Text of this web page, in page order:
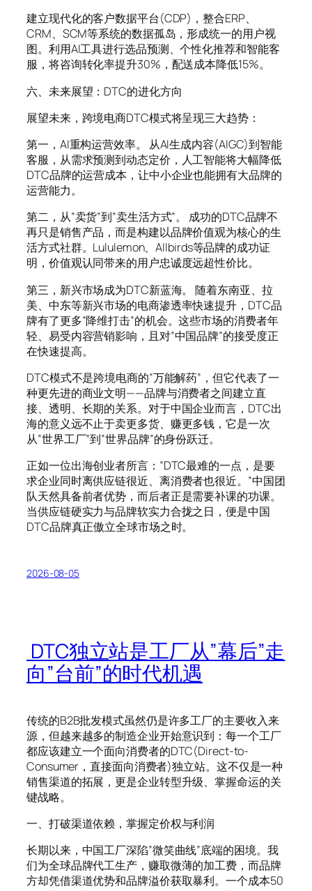
建立现代化的客户数据平台(CDP)，整合ERP、
CRM、SCM等系统的数据孤岛，形成统一的用户视
图。利用AI工具进行选品预测、个性化推荐和智能客
服，将咨询转化率提升30%，配送成本降低15%。
六、未来展望：DTC的进化方向
展望未来，跨境电商DTC模式将呈现三大趋势：
第一，AI重构运营效率。 从AI生成内容(AIGC)到智能
客服，从需求预测到动态定价，人工智能将大幅降低
DTC品牌的运营成本，让中小企业也能拥有大品牌的
运营能力。
第二，从”卖货”到”卖生活方式”。 成功的DTC品牌不
再只是销售产品，而是构建以品牌价值观为核心的生
活方式社群。Lululemon、Allbirds等品牌的成功证
明，价值观认同带来的用户忠诚度远超性价比。
第三，新兴市场成为DTC新蓝海。 随着东南亚、拉
美、中东等新兴市场的电商渗透率快速提升，DTC品
牌有了更多”降维打击”的机会。这些市场的消费者年
轻、易受内容营销影响，且对”中国品牌”的接受度正
在快速提高。
DTC模式不是跨境电商的”万能解药”，但它代表了一
种更先进的商业文明——品牌与消费者之间建立直
接、透明、长期的关系。对于中国企业而言，DTC出
海的意义远不止于卖更多货、赚更多钱，它是一次
从”世界工厂”到”世界品牌”的身份跃迁。
正如一位出海创业者所言：”DTC最难的一点，是要
求企业同时离供应链很近、离消费者也很近。”中国团
队天然具备前者优势，而后者正是需要补课的功课。
当供应链硬实力与品牌软实力合拢之日，便是中国
DTC品牌真正傲立全球市场之时。
2026-08-05
DTC独立站是工厂从”幕后”走
向”台前”的时代机遇
传统的B2B批发模式虽然仍是许多工厂的主要收入来
源，但越来越多的制造企业开始意识到：每一个工厂
都应该建立一个面向消费者的DTC(Direct-to-
Consumer，直接面向消费者)独立站。这不仅是一种
销售渠道的拓展，更是企业转型升级、掌握命运的关
键战略。
一、打破渠道依赖，掌握定价权与利润
长期以来，中国工厂深陷”微笑曲线”底端的困境。我
们为全球品牌代工生产，赚取微薄的加工费，而品牌
方却凭借渠道优势和品牌溢价获取暴利。一个成本50